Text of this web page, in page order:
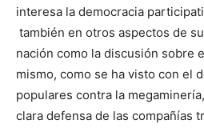
interesa la democracia
también en otros aspectos de
nación como la discusión sobre
mismo, como se ha visto con el
populares contra la
clara defensa de las compañías